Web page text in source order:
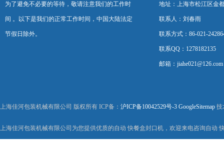
为了避免不必要的等待，敬请注意我们的工作时
间 。以下是我们的正常工作时间，中国大陆法定
节假日除外。
地址：上海市松江区金
联系人：刘春雨
联系方式：86-021-
联系QQ：1278182135
邮箱：jiahe021@126.com
上海佳河包装机械有限公司 版权所有 ICP备： 沪ICP备10042529号-3 GoogleSitemap 技
上海佳河包装机械有限公司为您提供优质的自动 快餐盒封口机，欢迎来电咨询自动